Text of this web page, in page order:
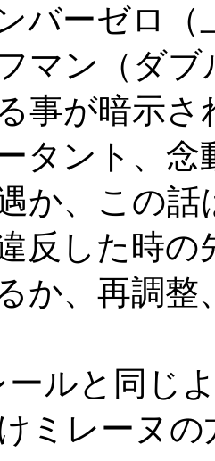
ーゼロ（
マン（ダ
事が暗示さ
タント、
か、この
反した時
か、再調
ルと同じ
ミレーヌ